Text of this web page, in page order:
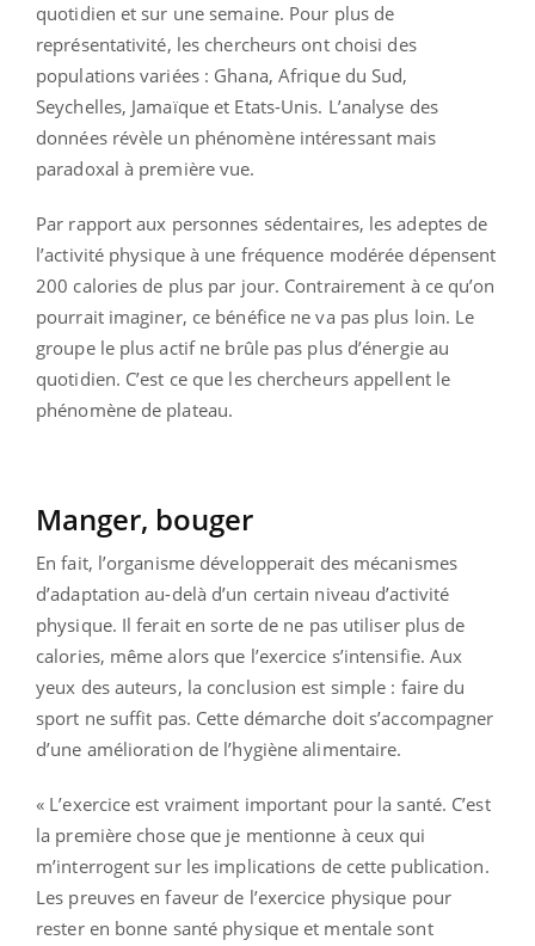
quotidien et sur une semaine. Pour plus de
représentativité, les chercheurs ont choisi des
populations variées : Ghana, Afrique du Sud,
Seychelles, Jamaïque et Etats-Unis. L’analyse des
données révèle un phénomène intéressant mais
paradoxal à première vue.
Par rapport aux personnes sédentaires, les adeptes de
l’activité physique à une fréquence modérée dépensent
200 calories de plus par jour. Contrairement à ce qu’on
pourrait imaginer, ce bénéfice ne va pas plus loin. Le
groupe le plus actif ne brûle pas plus d’énergie au
quotidien. C’est ce que les chercheurs appellent le
phénomène de plateau.
Manger, bouger
En fait, l’organisme développerait des mécanismes
d’adaptation au-delà d’un certain niveau d’activité
physique. Il ferait en sorte de ne pas utiliser plus de
calories, même alors que l’exercice s’intensifie. Aux
yeux des auteurs, la conclusion est simple : faire du
sport ne suffit pas. Cette démarche doit s’accompagner
d’une amélioration de l’hygiène alimentaire.
« L’exercice est vraiment important pour la santé. C’est
la première chose que je mentionne à ceux qui
m’interrogent sur les implications de cette publication.
Les preuves en faveur de l’exercice physique pour
rester en bonne santé physique et mentale sont